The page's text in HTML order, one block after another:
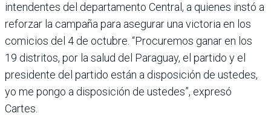
intendentes del departamento Central, a quienes instó a
reforzar la campaña para asegurar una victoria en los
comicios del 4 de octubre. “Procuremos ganar en los
19 distritos, por la salud del Paraguay, el par­tido y el
presidente del par­tido están a disposición de ustedes,
yo me pongo a dis­posición de ustedes”, expresó
Cartes.